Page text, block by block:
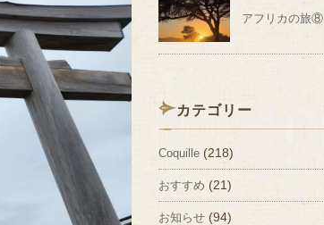
アフリカの旅⑧
カテゴリー
Coquille (218)
おすすめ (21)
お知らせ (94)